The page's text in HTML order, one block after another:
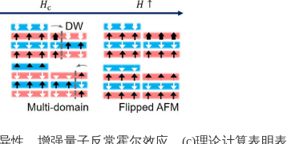
性，增强量子反常霍尔效应。(c)理论计算表明表